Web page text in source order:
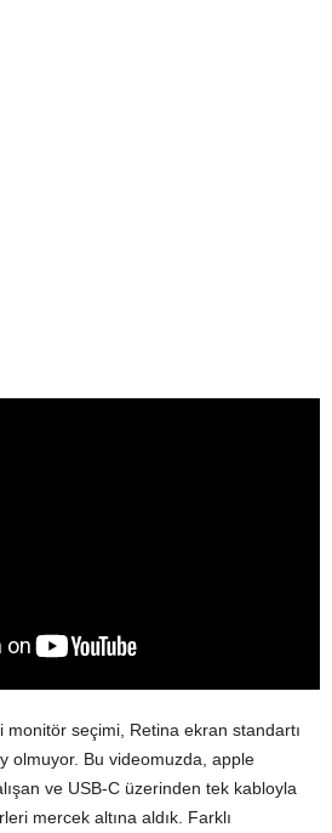
monitör seçimi, Retina ekran standartı
olmuyor. Bu videomuzda, apple
ve USB-C üzerinden tek kabloyla
mercek altına aldık. Farklı